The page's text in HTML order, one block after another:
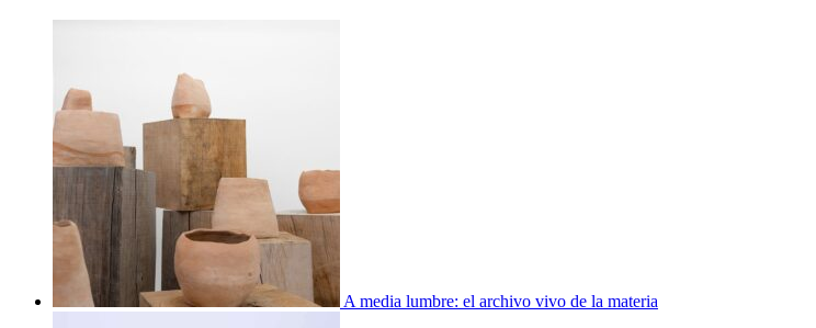
A media lumbre: el archivo vivo de la materia